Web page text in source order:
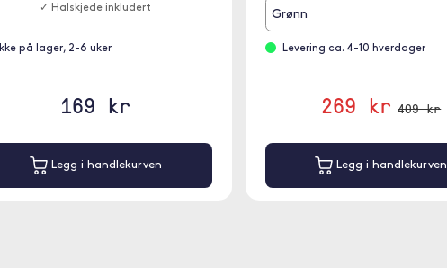
✓ Halskjede inkludert
Ikke på lager, 2-6 uker
169 kr
Legg i handlekurven
Grønn
Levering ca. 4-10 hverdager
269 kr 409 kr
Legg i handlekurven